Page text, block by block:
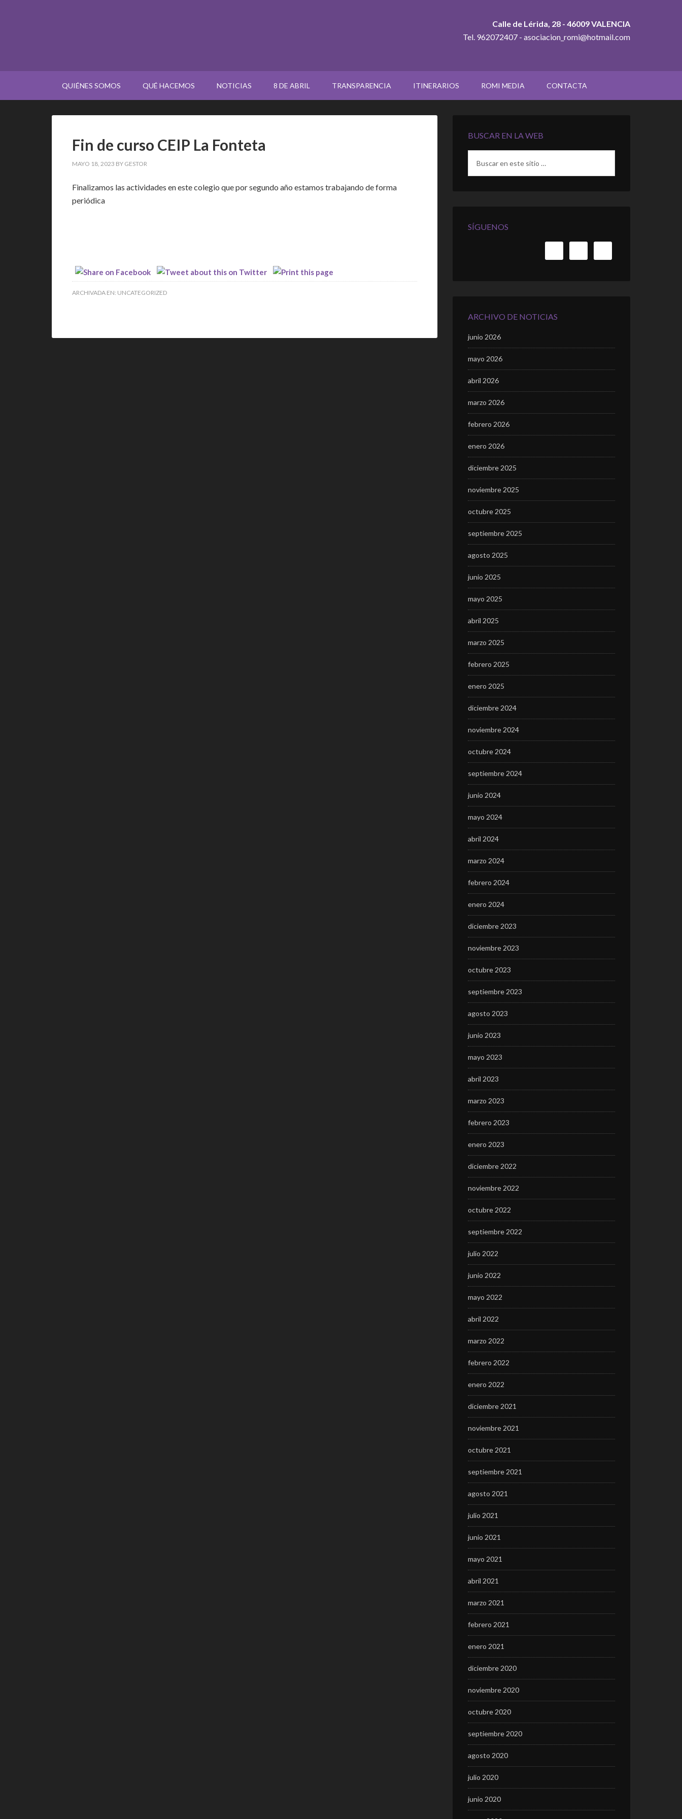
Calle de Lérida, 28 - 46009 VALENCIA
Tel. 962072407 - asociacion_romi@hotmail.com
QUIÉNES SOMOS QUÉ HACEMOS NOTICIAS 8 DE ABRIL TRANSPARENCIA ITINERARIOS ROMI MEDIA CONTACTA
Fin de curso CEIP La Fonteta
MAYO 18, 2023 BY GESTOR
Finalizamos las actividades en este colegio que por segundo año estamos trabajando de forma
periódica
ARCHIVADA EN: UNCATEGORIZED
BUSCAR EN LA WEB
SÍGUENOS
ARCHIVO DE NOTICIAS
junio 2026
mayo 2026
abril 2026
marzo 2026
febrero 2026
enero 2026
diciembre 2025
noviembre 2025
octubre 2025
septiembre 2025
agosto 2025
junio 2025
mayo 2025
abril 2025
marzo 2025
febrero 2025
enero 2025
diciembre 2024
noviembre 2024
octubre 2024
septiembre 2024
junio 2024
mayo 2024
abril 2024
marzo 2024
febrero 2024
enero 2024
diciembre 2023
noviembre 2023
octubre 2023
septiembre 2023
agosto 2023
junio 2023
mayo 2023
abril 2023
marzo 2023
febrero 2023
enero 2023
diciembre 2022
noviembre 2022
octubre 2022
septiembre 2022
julio 2022
junio 2022
mayo 2022
abril 2022
marzo 2022
febrero 2022
enero 2022
diciembre 2021
noviembre 2021
octubre 2021
septiembre 2021
agosto 2021
julio 2021
junio 2021
mayo 2021
abril 2021
marzo 2021
febrero 2021
enero 2021
diciembre 2020
noviembre 2020
octubre 2020
septiembre 2020
agosto 2020
julio 2020
junio 2020